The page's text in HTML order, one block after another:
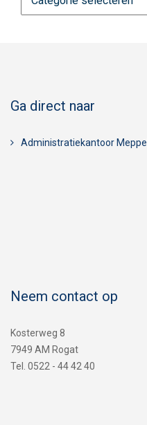
categorieën
Ga direct naar
Administratiekantoor Meppel
Neem contact op
Kosterweg 8
7949 AM Rogat
Tel. 0522 - 44 42 40